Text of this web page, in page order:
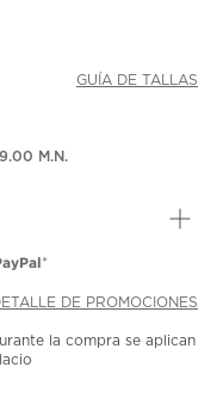
GUÍA DE TALLAS
M.N.
*
DE PROMOCIONES
la compra se aplican